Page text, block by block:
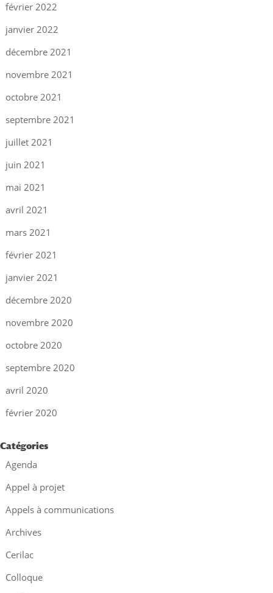
février 2022
janvier 2022
décembre 2021
novembre 2021
octobre 2021
septembre 2021
juillet 2021
juin 2021
mai 2021
avril 2021
mars 2021
février 2021
janvier 2021
décembre 2020
novembre 2020
octobre 2020
septembre 2020
avril 2020
février 2020
Catégories
Agenda
Appel à projet
Appels à communications
Archives
Cerilac
Colloque